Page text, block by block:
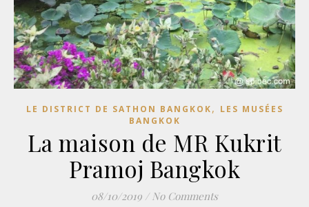
LE DISTRICT DE SATHON BANGKOK, LES MUSÉES
BANGKOK
La maison de MR Kukrit
Pramoj Bangkok
08/10/2019 / No Comments